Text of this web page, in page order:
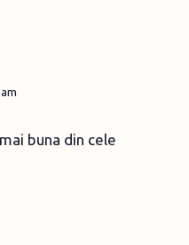
buna din cele